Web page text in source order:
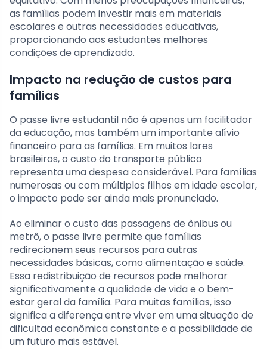
as famílias podem investir mais em materiais
escolares e outras necessidades educativas,
proporcionando aos estudantes melhores
condições de aprendizado.
Impacto na redução de custos para
famílias
O passe livre estudantil não é apenas um facilitador
da educação, mas também um importante alívio
financeiro para as famílias. Em muitos lares
brasileiros, o custo do transporte público
representa uma despesa considerável. Para famílias
numerosas ou com múltiplos filhos em idade escolar,
o impacto pode ser ainda mais pronunciado.
Ao eliminar o custo das passagens de ônibus ou
metrô, o passe livre permite que famílias
redirecionem seus recursos para outras
necessidades básicas, como alimentação e saúde.
Essa redistribuição de recursos pode melhorar
significativamente a qualidade de vida e o bem-
estar geral da família. Para muitas famílias, isso
significa a diferença entre viver em uma situação de
dificultad econômica constante e a possibilidade de
um futuro mais estável.